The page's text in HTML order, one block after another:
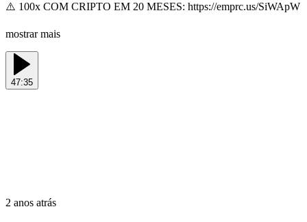
⚠️ 100x COM CRIPTO EM 20 MESES: https://emprc.us/SiWApW
mostrar mais
47:35
2 anos atrás